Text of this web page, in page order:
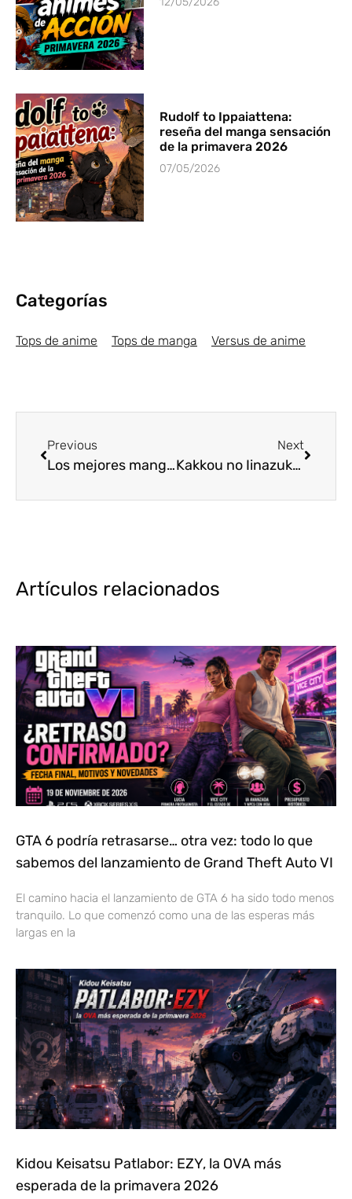
Rudolf to Ippaiattena:
reseña del manga sensación
de la primavera 2026
07/05/2026
Categorías
Tops de anime Tops de manga Versus de anime
Previous
Los mejores mangas de Deportes [Top5]
Next
Kakkou no Iinazuke, reseña del manga creado por Miki Yoshikawa
Artículos relacionados
GTA 6 podría retrasarse… otra vez: todo lo que
sabemos del lanzamiento de Grand Theft Auto VI
El camino hacia el lanzamiento de GTA 6 ha sido todo menos
tranquilo. Lo que comenzó como una de las esperas más
largas en la
Kidou Keisatsu Patlabor: EZY, la OVA más
esperada de la primavera 2026